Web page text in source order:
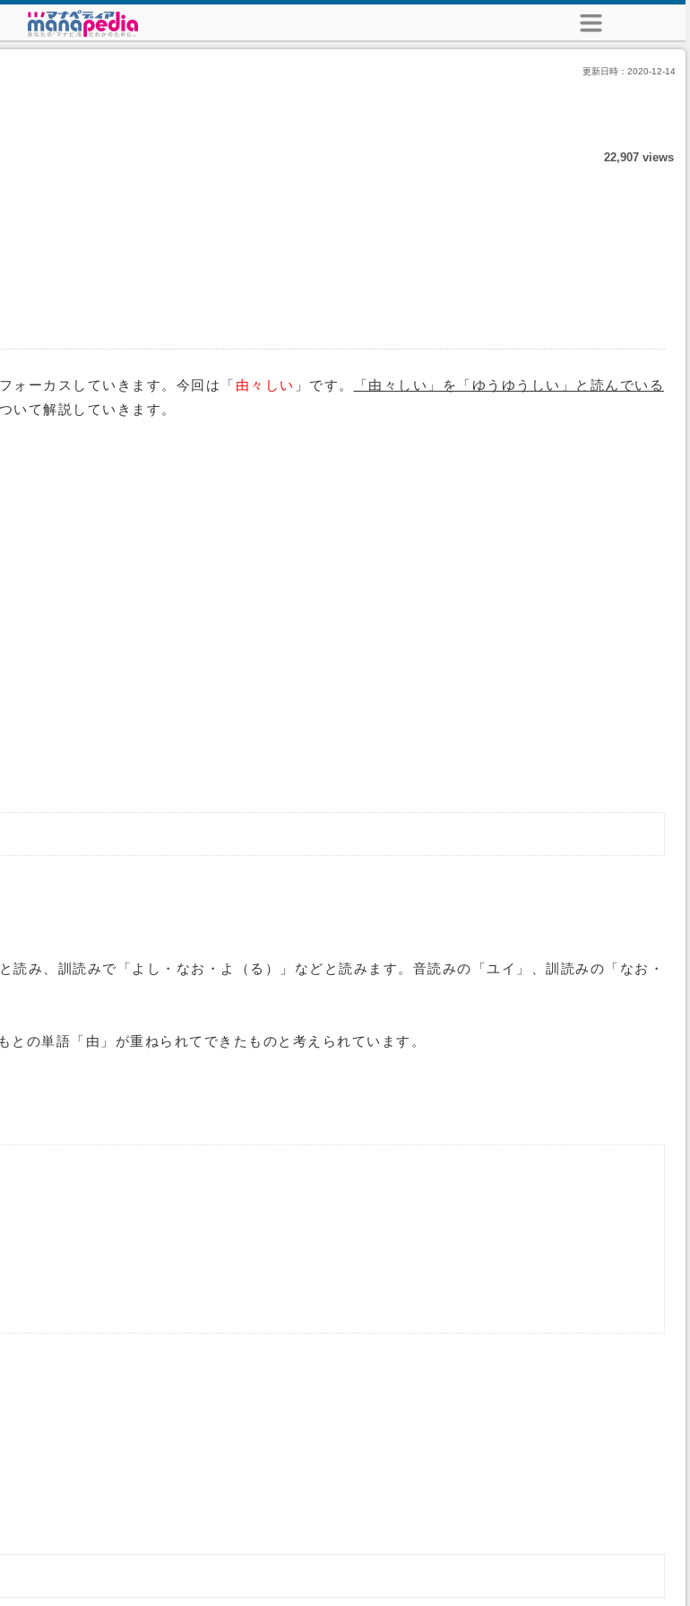
更新日時： 2020-12-14
22,907 views
ォーカスしていきます。今回は「 由々しい 」です。
「由々しい」を「ゆうゆうしい」と読んでいる
いて解説していきます。
読み、訓読みで「よし・なお・よ（る）」などと読みます。音読みの「ユイ」、訓読みの「なお・
の単語「由」が重ねられてできたものと考えられています。